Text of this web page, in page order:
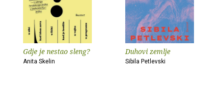
Gdje je nestao sleng?
Anita Skelin
Duhovi zemlje
Sibila Petlevski